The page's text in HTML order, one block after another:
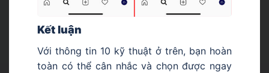
Kết luận
Với thông tin 10 kỹ thuật ở trên, bạn hoàn
toàn có thể cân nhắc và chọn được ngay